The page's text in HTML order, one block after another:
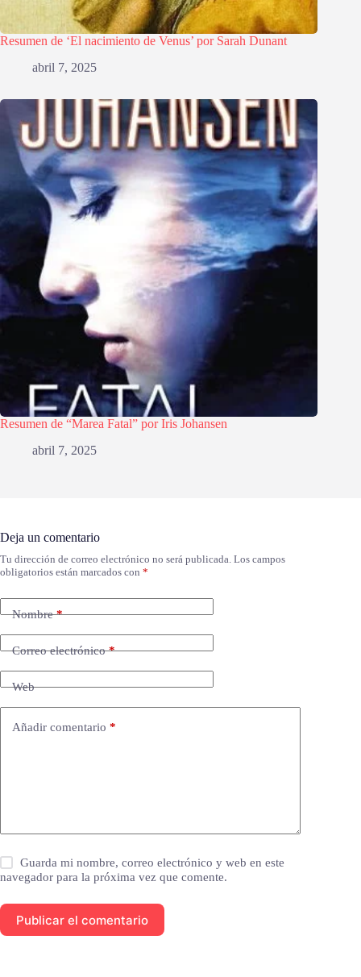
Resumen de ‘El nacimiento de Venus’ por Sarah Dunant
abril 7, 2025
Resumen de “Marea Fatal” por Iris Johansen
abril 7, 2025
Deja un comentario
Tu dirección de correo electrónico no será publicada. Los campos
obligatorios están marcados con *
Nombre*
Correo electrónico*
Web
Añadir comentario *
Guarda mi nombre, correo electrónico y web en este
navegador para la próxima vez que comente.
Publicar el comentario